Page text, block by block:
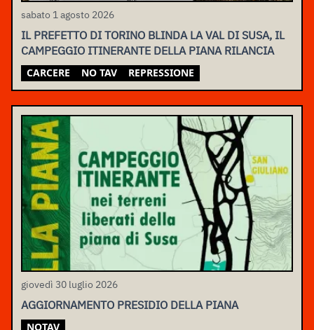
sabato 1 agosto 2026
IL PREFETTO DI TORINO BLINDA LA VAL DI SUSA, IL
CAMPEGGIO ITINERANTE DELLA PIANA RILANCIA
CARCERE NO TAV REPRESSIONE
giovedì 30 luglio 2026
AGGIORNAMENTO PRESIDIO DELLA PIANA
NOTAV